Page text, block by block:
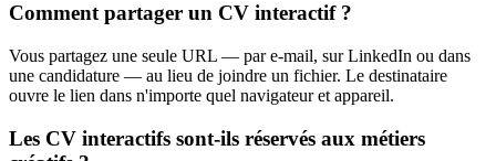
Comment partager un CV interactif ?
Vous partagez une seule URL — par e-mail, sur LinkedIn ou dans
une candidature — au lieu de joindre un fichier. Le destinataire
ouvre le lien dans n'importe quel navigateur et appareil.
Les CV interactifs sont-ils réservés aux métiers